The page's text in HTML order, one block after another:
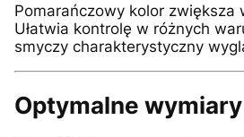
Pomarańczowy kolor zwiększa
Ułatwia kontrolę w różnych
smyczy charakterystyczny
Optymalne wymiary